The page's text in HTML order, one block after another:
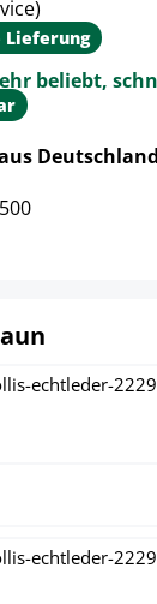
Lieferung
beliebt,
Deutschland